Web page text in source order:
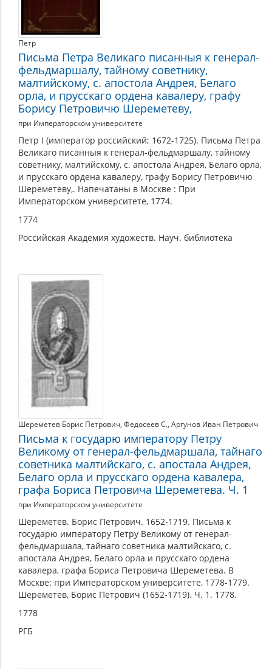
Петр
Письма Петра Великаго писанныя к генерал-
фельдмаршалу, тайному советнику,
малтийскому, с. апостола Андрея, Белаго
орла, и прусскаго ордена кавалеру, графу
Борису Петровичю Шереметеву,
при Императорском университете
Петр I (император российский; 1672-1725). Письма Петра
Великаго писанныя к генерал-фельдмаршалу, тайному
советнику, малтийскому, с. апостола Андрея, Белаго орла,
и прусскаго ордена кавалеру, графу Борису Петровичю
Шереметеву,. Напечатаны в Москве : При
Императорском университете, 1774.
1774
Российская Академия художеств. Науч. библиотека
Шереметев Борис Петрович, Федосеев С., Аргунов Иван Петрович
Письма к государю императору Петру
Великому от генерал-фельдмаршала, тайнаго
советника малтийскаго, с. апостала Андрея,
Белаго орла и прусскаго ордена кавалера,
графа Бориса Петровича Шереметева. Ч. 1
при Императорском университете
Шереметев. Борис Петрович. 1652-1719. Письма к
государю императору Петру Великому от генерал-
фельдмаршала, тайнаго советника малтийскаго, с.
апостала Андрея, Белаго орла и прусскаго ордена
кавалера, графа Бориса Петровича Шереметева. В
Москве: при Императорском университете, 1778-1779.
Шереметев, Борис Петрович (1652-1719). Ч. 1. 1778.
1778
РГБ